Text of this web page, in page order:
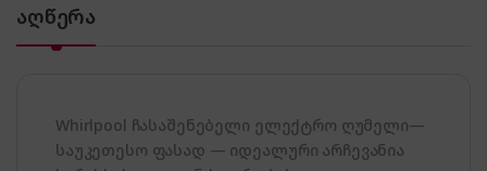
აღწერა
Whirlpool ჩასაშენებელი ელექტრო ღუმელი—
საუკეთესო ფასად — იდეალური არჩევანია